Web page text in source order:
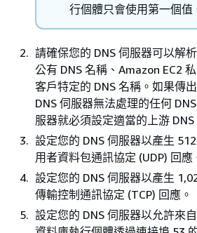
行個體只會使用第一個值
請確保您的 DNS 伺服器可以解
公有 DNS 名稱、Amazon EC2
客戶特定的 DNS 名稱。如果傳
DNS 伺服器無法處理的任何
服器就必須設定適當的上游 DNS
設定您的 DNS 伺服器以產生
用者資料包通訊協定 (UDP) 回應
設定您的 DNS 伺服器以產生
傳輸控制通訊協定 (TCP) 回應。
設定您的 DNS 伺服器以允許來